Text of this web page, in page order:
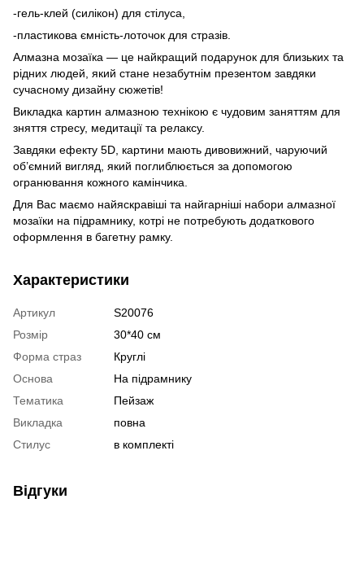
-гель-клей (силікон) для стілуса,
-пластикова ємність-лоточок для стразів.
Алмазна мозаїка — це найкращий подарунок для близьких та
рідних людей, який стане незабутнім презентом завдяки
сучасному дизайну сюжетів!
Викладка картин алмазною технікою є чудовим заняттям для
зняття стресу, медитації та релаксу.
Завдяки ефекту 5D, картини мають дивовижний, чаруючий
об’ємний вигляд, який поглиблюється за допомогою
огранювання кожного камінчика.
Для Вас маємо найяскравіші та найгарніші набори алмазної
мозаїки на підрамнику, котрі не потребують додаткового
оформлення в багетну рамку.
Характеристики
Артикул
S20076
Розмір
30*40 см
Форма страз
Круглі
Основа
На підрамнику
Тематика
Пейзаж
Викладка
повна
Стилус
в комплекті
Відгуки